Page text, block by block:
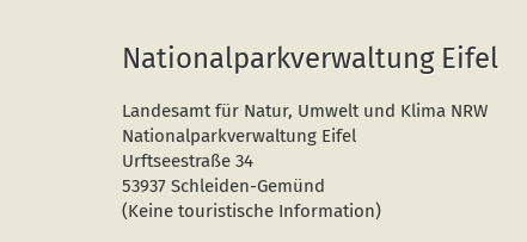
Nationalparkverwaltung Eifel
Landesamt für Natur, Umwelt und Klima NRW
Nationalparkverwaltung Eifel
Urftseestraße 34
53937 Schleiden-Gemünd
(Keine touristische Information)